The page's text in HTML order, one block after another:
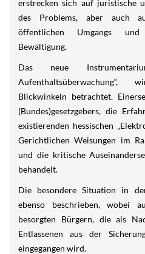
erstrecken sich auf juristische
des Problems, aber auch
öffentlichen Umgangs und
Bewältigung.
Das neue
Blickwinkeln betrachtet.
(Bundes)gesetzgebers, die
existierenden hessischen
Gerichtlichen Weisungen im
und die kritische
behandelt.
Die besondere Situation in
ebenso beschrieben, wobei
besorgten Bürgern, die als
Entlassenen aus der
eingegangen wird.